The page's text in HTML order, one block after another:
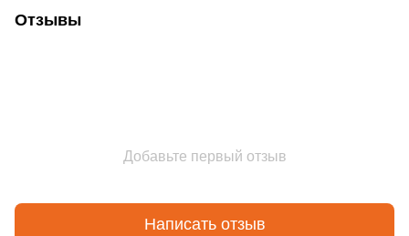
Отзывы
Добавьте первый отзыв
Написать отзыв